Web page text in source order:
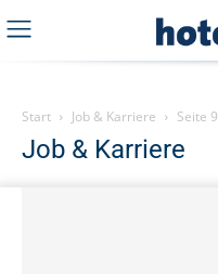
Start Job & Karriere Seite 9
Job & Karriere